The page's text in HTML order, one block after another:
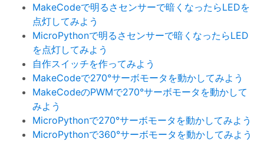
MakeCodeで明るさセンサーで暗くなったらLEDを
点灯してみよう
MicroPythonで明るさセンサーで暗くなったらLED
を点灯してみよう
自作スイッチを作ってみよう
MakeCodeで270°サーボモータを動かしてみよう
MakeCodeのPWMで270°サーボモータを動かして
みよう
MicroPythonで270°サーボモータを動かしてみよう
MicroPythonで360°サーボモータを動かしてみよう